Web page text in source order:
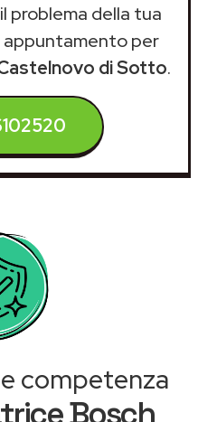
problema della tua
appuntamento per
di Sotto.
competenza
Bosch